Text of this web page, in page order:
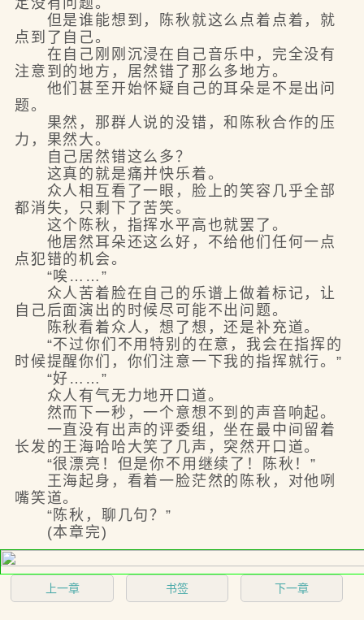
定没有问题。
但是谁能想到，陈秋就这么点着点着，就
点到了自己。
在自己刚刚沉浸在自己音乐中，完全没有
注意到的地方，居然错了那么多地方。
他们甚至开始怀疑自己的耳朵是不是出问
题。
果然，那群人说的没错，和陈秋合作的压
力，果然大。
自己居然错这么多？
这真的就是痛并快乐着。
众人相互看了一眼，脸上的笑容几乎全部
都消失，只剩下了苦笑。
这个陈秋，指挥水平高也就罢了。
他居然耳朵还这么好，不给他们任何一点
点犯错的机会。
“唉……”
众人苦着脸在自己的乐谱上做着标记，让
自己后面演出的时候尽可能不出问题。
陈秋看着众人，想了想，还是补充道。
“不过你们不用特别的在意，我会在指挥的
时候提醒你们，你们注意一下我的指挥就行。”
“好……”
众人有气无力地开口道。
然而下一秒，一个意想不到的声音响起。
一直没有出声的评委组，坐在最中间留着
长发的王海哈哈大笑了几声，突然开口道。
“很漂亮！但是你不用继续了！陈秋！”
王海起身，看着一脸茫然的陈秋，对他咧
嘴笑道。
“陈秋，聊几句？”
(本章完)
上一章 书签 下一章